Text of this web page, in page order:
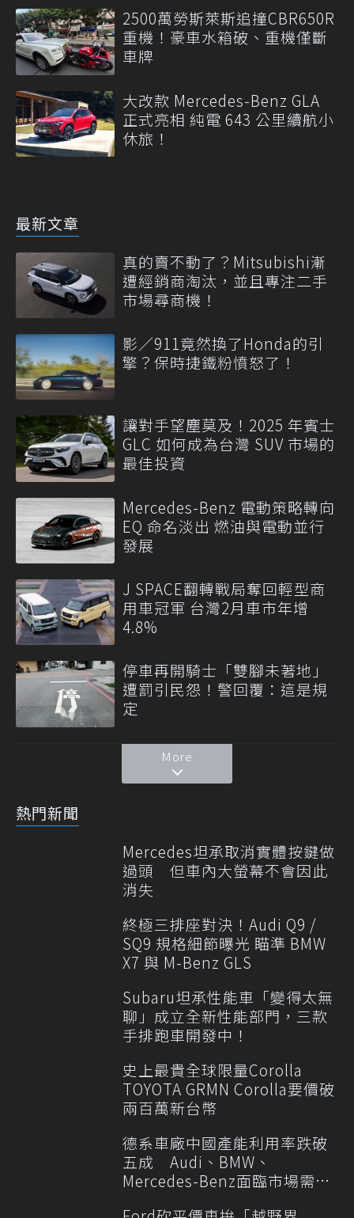
2500萬勞斯萊斯追撞CBR650R
重機！豪車水箱破、重機僅斷
車牌
大改款 Mercedes-Benz GLA
正式亮相 純電 643 公里續航小
休旅！
最新文章
真的賣不動了？Mitsubishi漸
遭經銷商淘汰，並且專注二手
市場尋商機！
影／911竟然換了Honda的引
擎？保時捷鐵粉憤怒了！
讓對手望塵莫及！2025 年賓士
GLC 如何成為台灣 SUV 市場的
最佳投資
Mercedes-Benz 電動策略轉向
EQ 命名淡出 燃油與電動並行
發展
J SPACE翻轉戰局奪回輕型商
用車冠軍 台灣2月車市年增
4.8%
停車再開騎士「雙腳未著地」
遭罰引民怨！警回覆：這是規
定
More
熱門新聞
Mercedes坦承取消實體按鍵做
過頭 但車內大螢幕不會因此
消失
終極三排座對決！Audi Q9 /
SQ9 規格細節曝光 瞄準 BMW
X7 與 M-Benz GLS
Subaru坦承性能車「變得太無
聊」成立全新性能部門，三款
手排跑車開發中！
史上最貴全球限量Corolla
TOYOTA GRMN Corolla要價破
兩百萬新台幣
德系車廠中國產能利用率跌破
五成 Audi、BMW、
Mercedes-Benz面臨市場需求